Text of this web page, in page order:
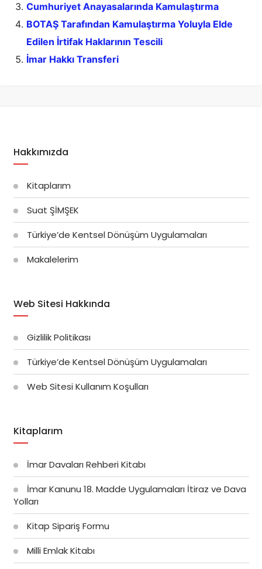
Cumhuriyet Anayasalarında Kamulaştırma
BOTAŞ Tarafından Kamulaştırma Yoluyla Elde
Edilen İrtifak Haklarının Tescili
İmar Hakkı Transferi
Hakkımızda
Kitaplarım
Suat ŞİMŞEK
Türkiye’de Kentsel Dönüşüm Uygulamaları
Makalelerim
Web Sitesi Hakkında
Gizlilik Politikası
Türkiye’de Kentsel Dönüşüm Uygulamaları
Web Sitesi Kullanım Koşulları
Kitaplarım
İmar Davaları Rehberi Kitabı
İmar Kanunu 18. Madde Uygulamaları İtiraz ve Dava
Yolları
Kitap Sipariş Formu
Milli Emlak Kitabı